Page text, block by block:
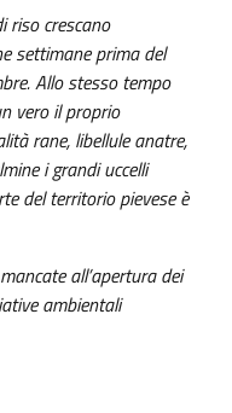
riso crescano
settimane prima del
Allo stesso tempo
vero il proprio
rane, libellule anatre,
i grandi uccelli
del territorio pievese è
all’apertura dei
ambientali